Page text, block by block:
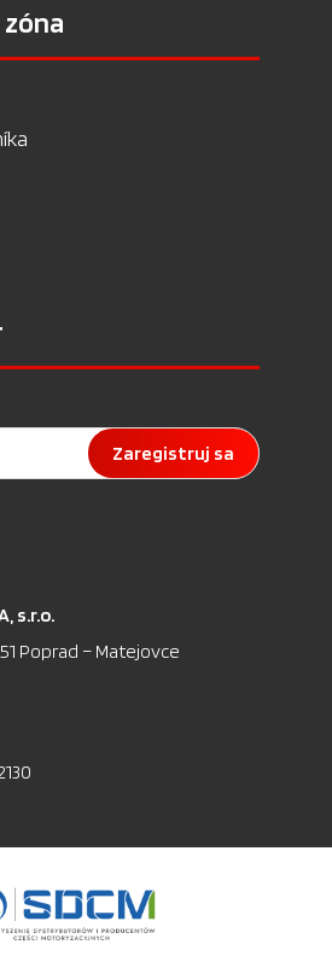
Zaregistruj sa
s.r.o.
Pop­rad – Ma­te­jov­ce